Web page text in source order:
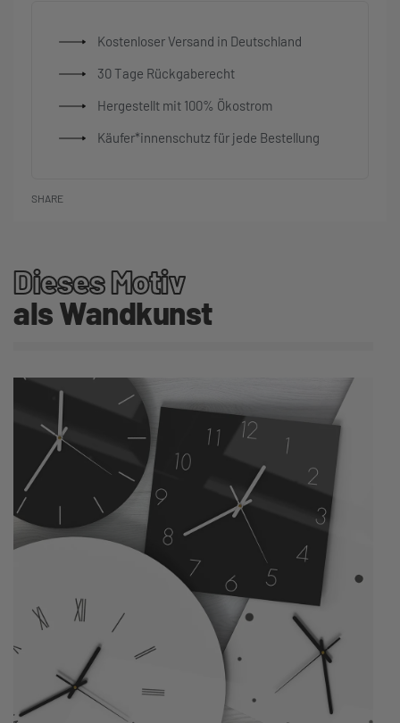
Kostenloser Versand in Deutschland
30 Tage Rückgaberecht
Hergestellt mit 100% Ökostrom
Käufer*innenschutz für jede Bestellung
SHARE
Dieses Motiv
als Wandkunst